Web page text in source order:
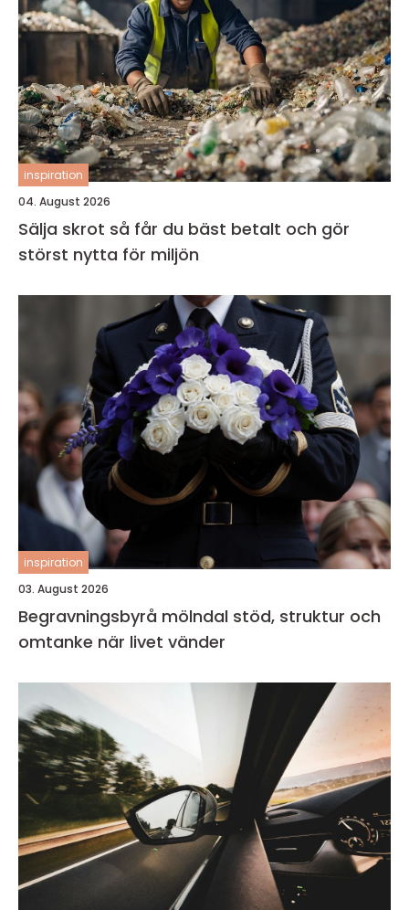
inspiration
04. August 2026
Sälja skrot så får du bäst betalt och gör
störst nytta för miljön
inspiration
03. August 2026
Begravningsbyrå mölndal stöd, struktur och
omtanke när livet vänder